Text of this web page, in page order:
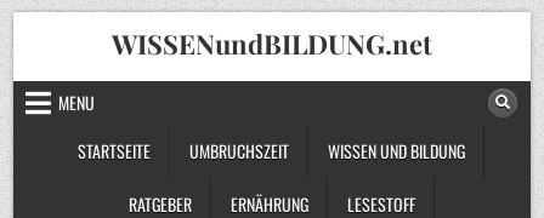
Skip
to
content
WISSENundBILDUNG.net
MENU
STARTSEITE
UMBRUCHSZEIT WISSEN UND BILDUNG
RATGEBER ERNÄHRUNG LESESTOFF